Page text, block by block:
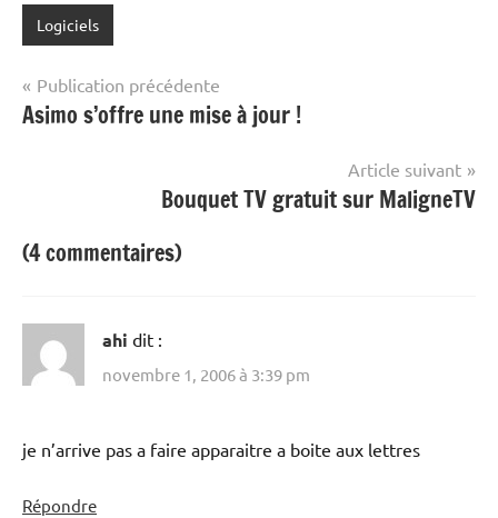
Logiciels
Navigation
de
Publication précédente
Asimo s’offre une mise à jour !
Article suivant
Bouquet TV gratuit sur MaligneTV
(4 commentaires)
ahi dit :
novembre 1, 2006 à 3:39 pm
je n’arrive pas a faire apparaitre a boite aux lettres
Répondre